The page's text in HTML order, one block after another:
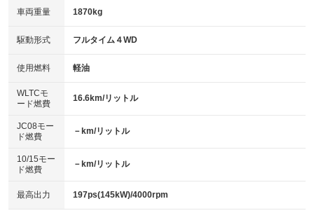
アイドリングストップ
：装備なし
USB入力端子
：装備あり
100V電源
：装備なし
センターデフロック
：装備なし
電動格納ミラー
：装備あり
キーレス
HID(キセノンライト)
：装備なし
バックカメラ
：装備あり
エアロ
：装備なし
：装備なし
パワーシート
ベンチシート
：装備なし
チップアップシート
：装備なし
車両重量 1870kg
駆動形式 フルタイム４WD
使用燃料 軽油
WLTCモ
ード燃費
16.6km/リットル
JC08モー
ド燃費
－km/リットル
10/15モー
ド燃費
－km/リットル
最高出力 197ps(145kW)/4000rpm